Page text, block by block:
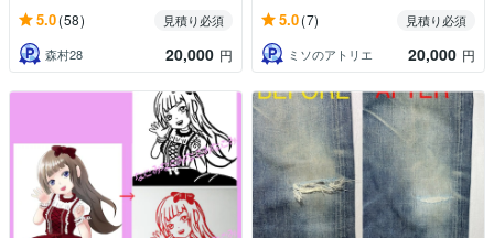
5.0(58)
見積り必須
森村28
20,000 円
5.0(7)
見積り必須
ミソのアトリエ
20,000 円